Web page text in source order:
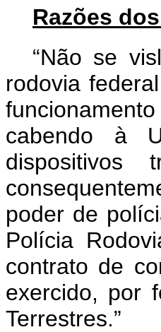
Razões
“Não se
rodovia
cabendo à
poder de
Polícia
contrato de
exercido, por
Terrestres.”